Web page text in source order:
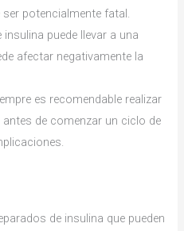
ser potencialmente fatal.
insulina puede llevar a una
afectar negativamente la
es recomendable realizar
de comenzar un ciclo de
de insulina que pueden